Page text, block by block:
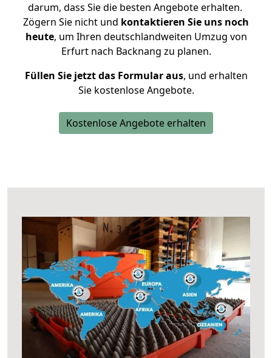
darum, dass Sie die besten Angebote erhalten.
Zögern Sie nicht und kontaktieren Sie uns noch
heute, um Ihren deutschlandweiten Umzug von
Erfurt nach Backnang zu planen.
Füllen Sie jetzt das Formular aus, und erhalten
Sie kostenlose Angebote.
Kostenlose Angebote erhalten